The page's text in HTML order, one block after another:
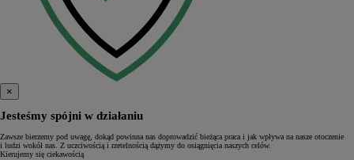
×
Jesteśmy spójni w działaniu
Zawsze bierzemy pod uwagę, dokąd powinna nas doprowadzić bieżąca praca i jak wpływa na nasze otoczenie
i ludzi wokół nas. Z uczciwością i rzetelnością dążymy do osiągnięcia naszych celów.
Kierujemy się ciekawością